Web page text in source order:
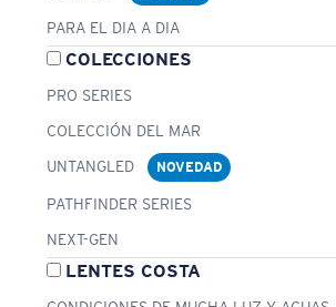
PARA EL DIA A DIA
COLECCIONES
PRO SERIES
COLECCIÓN DEL MAR
UNTANGLED
NOVEDAD
PATHFINDER SERIES
NEXT-GEN
LENTES COSTA